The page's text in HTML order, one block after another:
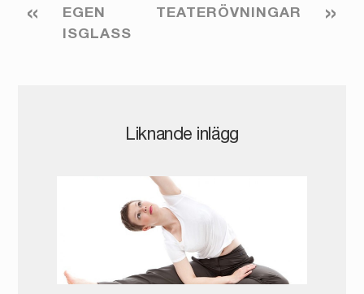
«
EGEN
ISGLASS
»
TEATERÖVNINGAR
Liknande inlägg